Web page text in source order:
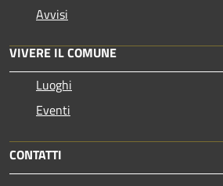
Avvisi
VIVERE IL COMUNE
Luoghi
Eventi
CONTATTI